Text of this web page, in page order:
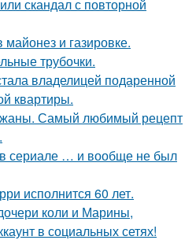
скандал с повторной
и газировке.
трубочки.
владелицей подаренной
квартиры.
Самый любимый рецепт
в сериале … и вообще не был
исполнится 60 лет.
коли и Марины,
в социальных сетях!